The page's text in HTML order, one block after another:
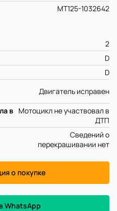
MT125-1032642
2
D
D
Двигатель исправен
в Мотоцикл не участвовал в
ДТП
Сведений о
перекрашивании нет
о покупке
WhatsApp